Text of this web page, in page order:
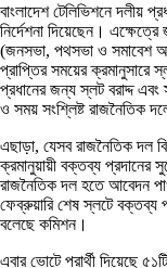
বাংলাদেশ টেলিভিশনে দলীয়
নির্দেশনা দিয়েছেন।
(জনসভা, পথসভা ও সমাবেশ
প্রাপ্তির সময়ের ক্রমানুসারে
প্রধানের জন্য স্লট বরাদ্দ এবং
ও সময় সংশ্লিষ্ট রাজনৈতিক
এছাড়া, যেসব রাজনৈতিক দল
ক্রমানুয়ায়ী বক্তব্য
রাজনৈতিক দল হতে আবেদন
ফেব্রুয়ারি শেষ স্লটে বক্তব্য
বলেছে কমিশন।
এবার ভোটে প্রার্থী দিয়েছে